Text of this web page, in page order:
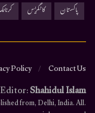
پاکستان
کانگریس
Contact Us
Policy
Shahidul Islam
from, Delhi, India. All